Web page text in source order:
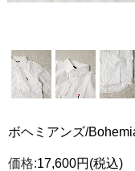
ボヘミアンズ/
価格:17,600円 (税込)